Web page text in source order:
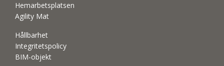
Hemarbetsplatsen
Agility Mat
Hållbarhet
Integritetspolicy
BIM-objekt